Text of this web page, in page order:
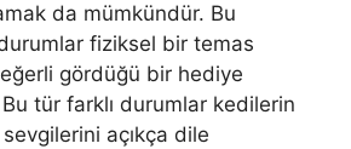
da mümkündür. Bu
fiziksel bir temas
gördüğü bir hediye
tür farklı durumlar kedilerin
açıkça dile